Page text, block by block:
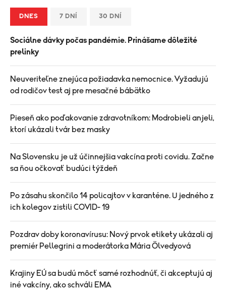
DNES 7 DNÍ 30 DNÍ
Sociálne dávky počas pandémie. Prinášame dôležité
prelinky
Neuveriteľne znejúca požiadavka nemocnice. Vyžadujú
od rodičov test aj pre mesačné bábätko
Pieseň ako poďakovanie zdravotníkom: Modrobieli anjeli,
ktorí ukázali tvár bez masky
Na Slovensku je už účinnejšia vakcína proti covidu. Začne
sa ňou očkovať budúci týždeň
Po zásahu skončilo 14 policajtov v karanténe. U jedného z
ich kolegov zistili COVID- 19
Pozdrav doby koronavírusu: Nový prvok etikety ukázali aj
premiér Pellegrini a moderátorka Mária Ölvedyová
Krajiny EÚ sa budú môcť samé rozhodnúť, či akceptujú aj
iné vakcíny, ako schváli EMA